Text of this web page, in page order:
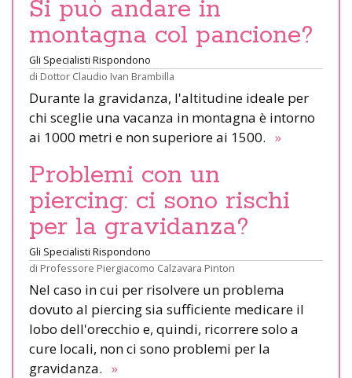
Si può andare in
montagna col pancione?
Gli Specialisti Rispondono
di Dottor Claudio Ivan Brambilla
Durante la gravidanza, l'altitudine ideale per
chi sceglie una vacanza in montagna è intorno
ai 1000 metri e non superiore ai 1500. »
Problemi con un
piercing: ci sono rischi
per la gravidanza?
Gli Specialisti Rispondono
di Professore Piergiacomo Calzavara Pinton
Nel caso in cui per risolvere un problema
dovuto al piercing sia sufficiente medicare il
lobo dell'orecchio e, quindi, ricorrere solo a
cure locali, non ci sono problemi per la
gravidanza. »